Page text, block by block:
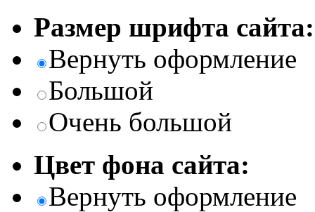
Размер шрифта сайта:
Вернуть оформление
Большой
Очень большой
Цвет фона сайта:
Вернуть оформление